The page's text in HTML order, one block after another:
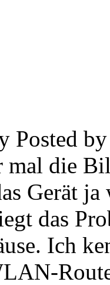
Posted
mal die
Gerät
das
Ich